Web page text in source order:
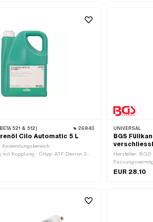
521 & 512) 26840
Cilo Automatic 5 L
Anwendungsbereich:
mit Kupplung · Öltyp: ATF Dexron 3
(min.): -36 - 200 °C
UNIVERSAL
BGS
Hersteller: BGS
EUR 28.10